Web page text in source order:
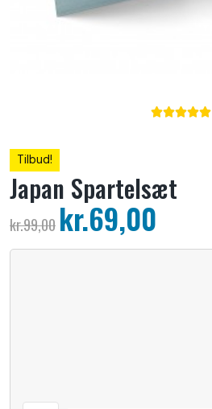

Tilbud!
Japan Spartelsæt
kr.99,00 kr.69,00